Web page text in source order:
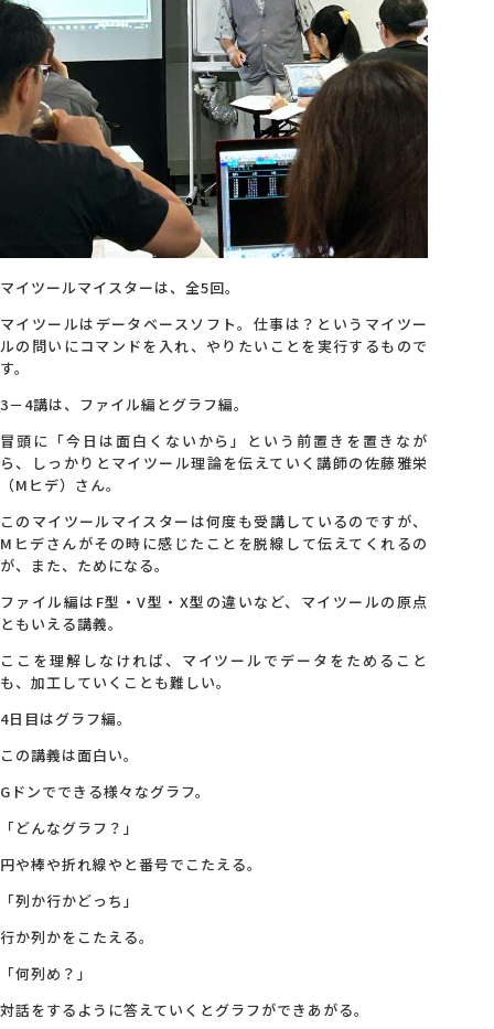
採用情報
お問い合わせ
マイツールマイスターは、全5回。
マイツールはデータベースソフト。仕事は？というマイツー
ルの問いにコマンドを入れ、やりたいことを実行するもので
す。
3－4講は、ファイル編とグラフ編。
冒頭に「今日は面白くないから」という前置きを置きなが
ら、しっかりとマイツール理論を伝えていく講師の佐藤雅栄
（Mヒデ）さん。
このマイツールマイスターは何度も受講しているのですが、
Mヒデさんがその時に感じたことを脱線して伝えてくれるの
が、また、ためになる。
ファイル編はF型・V型・X型の違いなど、マイツールの原点
ともいえる講義。
ここを理解しなければ、マイツールでデータをためること
も、加工していくことも難しい。
4日目はグラフ編。
この講義は面白い。
Gドンでできる様々なグラフ。
「どんなグラフ？」
円や棒や折れ線やと番号でこたえる。
「列か行かどっち」
行か列かをこたえる。
「何列め？」
対話をするように答えていくとグラフができあがる。